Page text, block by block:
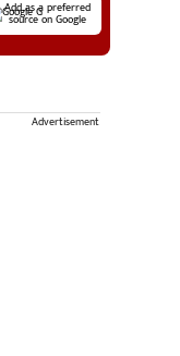
Add as a preferred
source on Google
Advertisement